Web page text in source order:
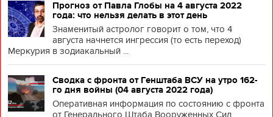
Прогноз от Павла Глобы на 4 августа 2022
года: что нельзя делать в этот день
Знаменитый астролог говорит о том, что 4
августа начнется ингрессия (то есть переход)
Меркурия в зодиакальный ...
Сводка с фронта от Генштаба ВСУ на утро 162-
го дня войны (04 августа 2022 года)
Оперативная информация по состоянию с фронта
от Генерального Штаба Вооруженных Сил